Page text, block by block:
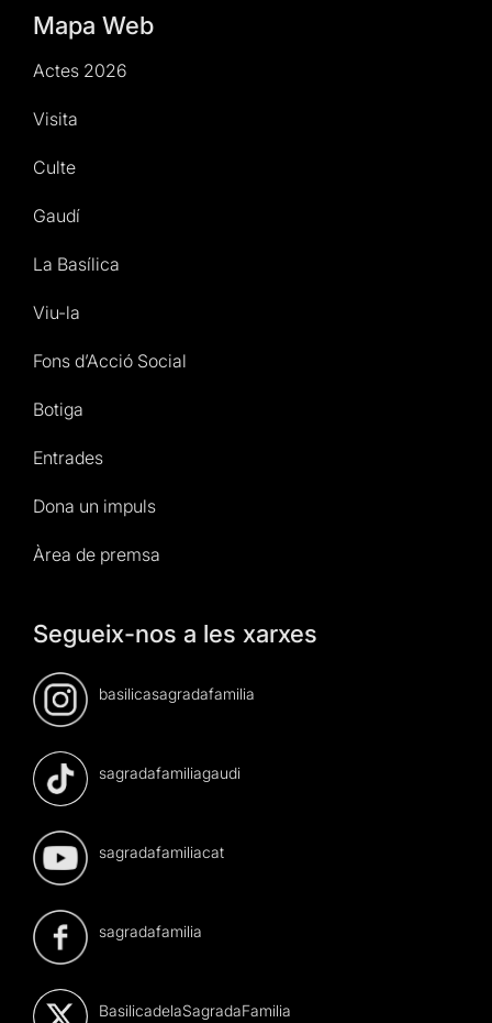
Mapa Web
Actes 2026
Visita
Culte
Gaudí
La Basílica
Viu-la
Fons d’Acció Social
Botiga
Entrades
Dona un impuls
Àrea de premsa
Segueix-nos a les xarxes
basilicasagradafamilia
sagradafamiliagaudi
sagradafamiliacat
sagradafamilia
BasilicadelaSagradaFamilia